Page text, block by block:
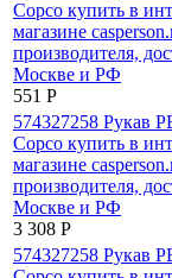
‍551‍ Р
3 308 Р